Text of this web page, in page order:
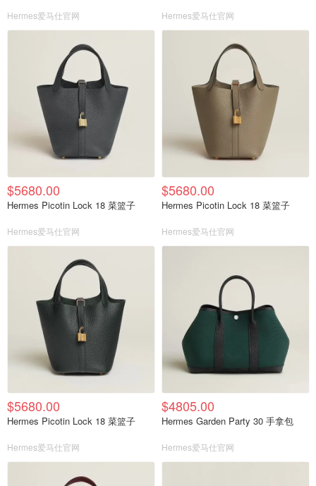
Hermes爱马仕官网 Hermes爱马仕官网
$5680.00
Hermes Picotin Lock 18 菜篮子
Hermes爱马仕官网
$5680.00
Hermes Picotin Lock 18 菜篮子
Hermes爱马仕官网
$5680.00
Hermes Picotin Lock 18 菜篮子
Hermes爱马仕官网
$4805.00
Hermes Garden Party 30 手拿包
Hermes爱马仕官网